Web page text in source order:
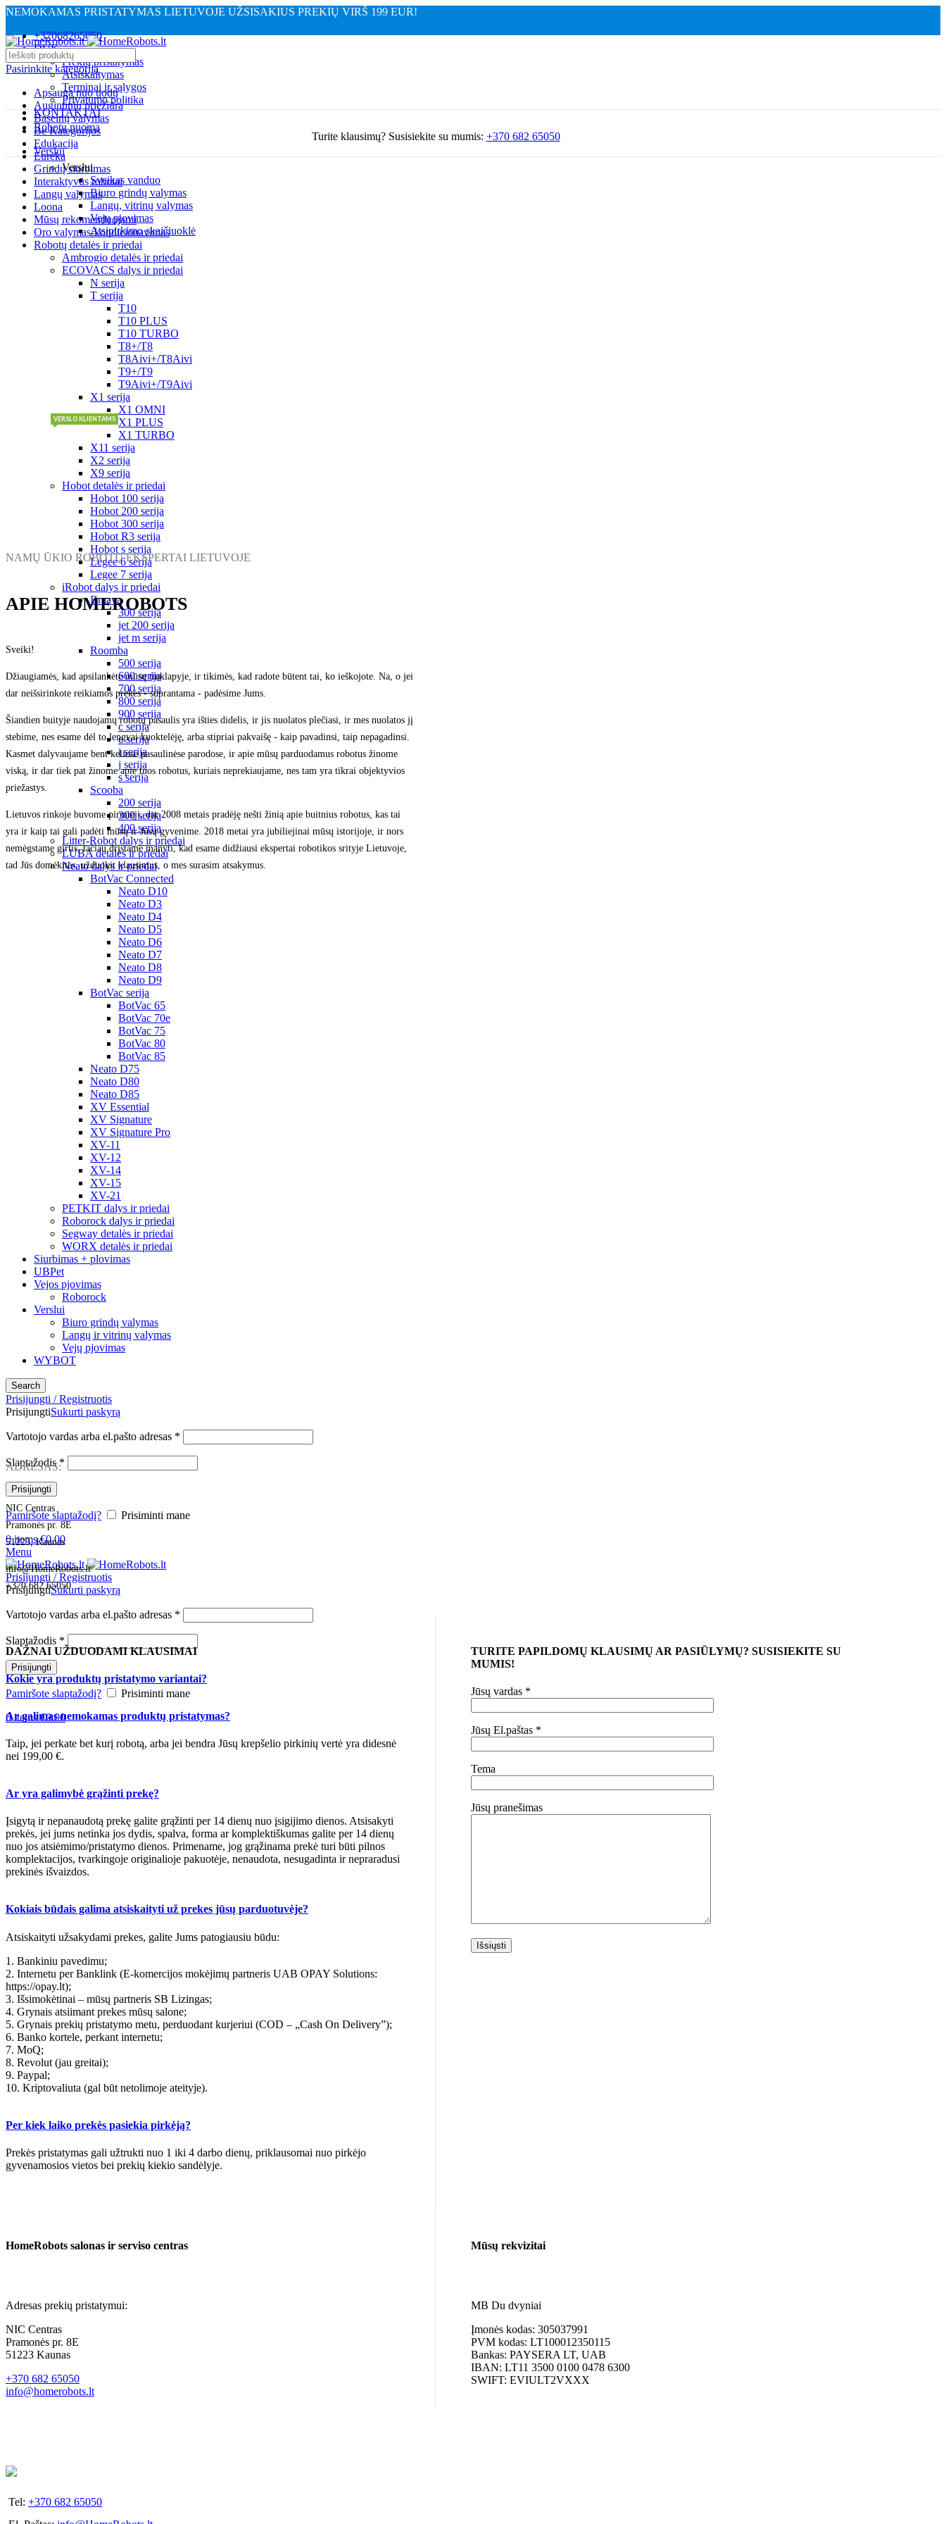
NEMOKAMAS PRISTATYMAS LIETUVOJE UŽSISAKIUS PREKIŲ VIRŠ 199 EUR!
+37068265050
DUK
Prekių pristatymas
Atsiskaitymas
Terminai ir sąlygos
Privatumo politika
KONTAKTAI
Turite klausimų? Susisiekite su mumis: +370 682 65050
Pasirinkite kategoriją
Apsauga nuo uodų
Augintinių priežiūra
Baseinų valymas
Be Kategorijos
Edukacija
Eureka
Grindų siurbimas
Interaktyvūs robotai
Langų valymas
Loona
Mūsų rekomenduojami
Oro valymas-kondicionavimas
Robotų detalės ir priedai
Ambrogio detalės ir priedai
ECOVACS dalys ir priedai
N serija
T serija
T10
T10 PLUS
T10 TURBO
T8+/T8
T8Aivi+/T8Aivi
T9+/T9
T9Aivi+/T9Aivi
X1 serija
X1 OMNI
X1 PLUS
X1 TURBO
X11 serija
X2 serija
X9 serija
Hobot detalės ir priedai
Hobot 100 serija
Hobot 200 serija
Hobot 300 serija
Hobot R3 serija
Hobot s serija
Legee 6 serija
Legee 7 serija
iRobot dalys ir priedai
Braava
300 serija
jet 200 serija
jet m serija
Roomba
500 serija
600 serija
700 serija
800 serija
900 serija
c serija
e serija
i serija
j serija
s serija
Scooba
200 serija
300 serija
400 serija
Litter-Robot dalys ir priedai
LUBA detalės ir priedai
Neato dalys ir priedai
BotVac Connected
Neato D10
Neato D3
Neato D4
Neato D5
Neato D6
Neato D7
Neato D8
Neato D9
BotVac serija
BotVac 65
BotVac 70e
BotVac 75
BotVac 80
BotVac 85
Neato D75
Neato D80
Neato D85
XV Essential
XV Signature
XV Signature Pro
XV-11
XV-12
XV-14
XV-15
XV-21
PETKIT dalys ir priedai
Roborock dalys ir priedai
Segway detalės ir priedai
WORX detalės ir priedai
Siurbimas + plovimas
UBPet
Vejos pjovimas
Roborock
Verslui
Biuro grindų valymas
Langų ir vitrinų valymas
Vejų pjovimas
WYBOT
Search
Prisijungti / Registruotis
PrisijungtiSukurti paskyrą
Vartotojo vardas arba el.pašto adresas *
Slaptažodis*
Prisijungti
Pamiršote slaptažodį?
Prisiminti mane
0items €0.00
Menu
Prisijungti / Registruotis
PrisijungtiSukurti paskyrą
Vartotojo vardas arba el.pašto adresas *
Slaptažodis *
Prisijungti
Pamiršote slaptažodį?
Prisiminti mane
0items €0.00
Robotų nuoma
Verslui
VERSLO KLIENTAMS
Verslui
Sveikas vanduo
Biuro grindų valymas
Langų, vitrinų valymas
Vejų pjovimas
Atsipirkimo skaičiuoklė
NAMŲ ŪKIO ROBOTŲ EKSPERTAI LIETUVOJE
APIE HOMEROBOTS
Sveiki!
Džiaugiamės, kad apsilankėte mūsų tinklapyje, ir tikimės, kad radote būtent tai, ko ieškojote. Na, o jei
dar neišsirinkote reikiamos prekės - suprantama - padėsime Jums.
Šiandien buityje naudojamų robotų pasaulis yra išties didelis, ir jis nuolatos plečiasi, ir mes nuolatos jį
stebime, nes esame dėl to lengvai kuoktelėję, arba stipriai pakvaišę - kaip pavadinsi, taip nepagadinsi.
Kasmet dalyvaujame bent keliose pasaulinėse parodose, ir apie mūsų parduodamus robotus žinome
viską, ir dar tiek pat žinome apie tuos robotus, kuriais neprekiaujame, nes tam yra tikrai objektyvios
priežastys.
Lietuvos rinkoje buvome pirmieji, dar 2008 metais pradėję nešti žinią apie buitnius robotus, kas tai
yra ir kaip tai gali padėti mūsų ir Jūsų gyvenime. 2018 metai yra jubiliejinai mūsų istorijoje, ir nors
nemėgstame girtis, tačiau drįstame manyti, kad esame didžiausi ekspertai robotikos srityje Lietuvoje,
tad Jūs domėkitės, užduokit klausimus, o mes surasim atsakymus.
ADRESAS:
NIC Centras
Pramonės pr. 8E
51223, Kaunas
info@HomeRobots.lt
+370 682 65050
DAŽNAI UŽDUODAMI KLAUSIMAI
Kokie yra produktų pristatymo variantai?
Ar galimas nemokamas produktų pristatymas?
Taip, jei perkate bet kurį robotą, arba jei bendra Jūsų krepšelio pirkinių vertė yra didesnė
nei 199,00 €.
Ar yra galimybė grąžinti prekę?
Įsigytą ir nepanaudotą prekę galite grąžinti per 14 dienų nuo įsigijimo dienos. Atsisakyti
prekės, jei jums netinka jos dydis, spalva, forma ar komplektiškumas galite per 14 dienų
nuo jos atsiėmimo/pristatymo dienos. Primename, jog grąžinama prekė turi būti pilnos
komplektacijos, tvarkingoje originalioje pakuotėje, nenaudota, nesugadinta ir nepraradusi
prekinės išvaizdos.
Kokiais būdais galima atsiskaityti už prekes jūsų parduotuvėje?
Atsiskaityti užsakydami prekes, galite Jums patogiausiu būdu:
1. Bankiniu pavedimu;
2. Internetu per Banklink (E-komercijos mokėjimų partneris UAB OPAY Solutions:
https://opay.lt);
3. Išsimokėtinai – mūsų partneris SB Lizingas;
4. Grynais atsiimant prekes mūsų salone;
5. Grynais prekių pristatymo metu, perduodant kurjeriui (COD – „Cash On Delivery”);
6. Banko kortele, perkant internetu;
7. MoQ;
8. Revolut (jau greitai);
9. Paypal;
10. Kriptovaliuta (gal būt netolimoje ateityje).
Per kiek laiko prekės pasiekia pirkėją?
Prekės pristatymas gali užtrukti nuo 1 iki 4 darbo dienų, priklausomai nuo pirkėjo
gyvenamosios vietos bei prekių kiekio sandėlyje.
TURITE PAPILDOMŲ KLAUSIMŲ AR PASIŪLYMŲ? SUSISIEKITE SU
MUMIS!
Jūsų vardas *
Jūsų El.paštas *
Tema
Jūsų pranešimas
HomeRobots salonas ir serviso centras
Adresas prekių pristatymui:
NIC Centras
Pramonės pr. 8E
51223 Kaunas
+370 682 65050
info@homerobots.lt
Mūsų rekvizitai
MB Du dvyniai
Įmonės kodas: 305037991
PVM kodas: LT100012350115
Bankas: PAYSERA LT, UAB
IBAN: LT11 3500 0100 0478 6300
SWIFT: EVIULT2VXXX
Tel: +370 682 65050